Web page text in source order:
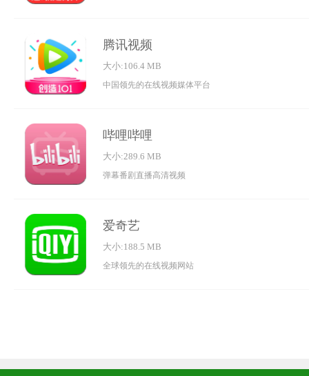
腾讯视频
大小:106.4 MB
中国领先的在线视频媒体平台
哔哩哔哩
大小:289.6 MB
弹幕番剧直播高清视频
爱奇艺
大小:188.5 MB
全球领先的在线视频网站